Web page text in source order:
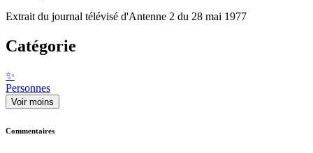
Extrait du journal télévisé d'Antenne 2 du 28 mai 1977
Catégorie
✨
Personnes
Voir moins
Commentaires